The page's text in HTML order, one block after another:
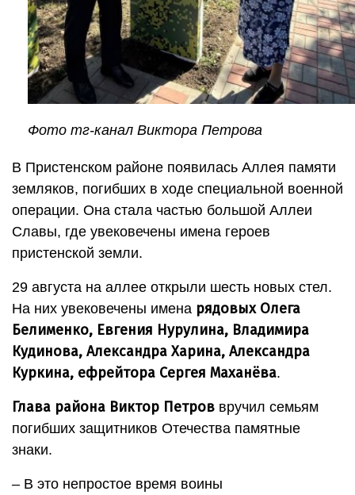
Фото тг-канал Виктора Петрова
В Пристенском районе появилась Аллея памяти
земляков, погибших в ходе специальной военной
операции. Она стала частью большой Аллеи
Славы, где увековечены имена героев
пристенской земли.
29 августа на аллее открыли шесть новых стел.
На них увековечены имена рядовых Олега
Белименко, Евгения Нурулина, Владимира
Кудинова, Александра Харина, Александра
Куркина, ефрейтора Сергея Маханёва.
Глава района Виктор Петров вручил семьям
погибших защитников Отечества памятные
знаки.
– В это непростое время воины